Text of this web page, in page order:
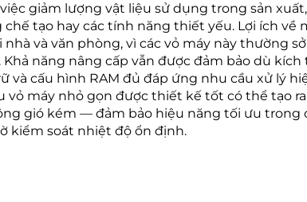
giảm lượng vật liệu sử dụng trong sản
tạo hay các tính năng thiết yếu. Lợi ích
và văn phòng, vì các vỏ máy này thường
năng nâng cấp vẫn được đảm bảo dù kích
và cấu hình RAM đủ đáp ứng nhu cầu xử lý
máy nhỏ gọn được thiết kế tốt có thể tạo
gió kém — đảm bảo hiệu năng tối ưu trong
kiểm soát nhiệt độ ổn định.